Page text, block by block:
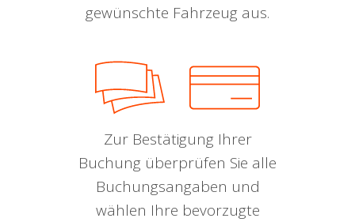
gewünschte Fahrzeug aus.
Zur Bestätigung Ihrer
Buchung überprüfen Sie alle
Buchungsangaben und
wählen Ihre bevorzugte